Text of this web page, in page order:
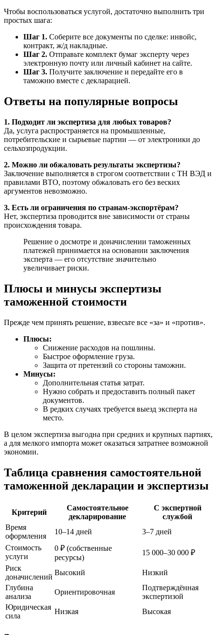
Чтобы воспользоваться услугой, достаточно выполнить три
простых шага:
Шаг 1. Соберите все документы по сделке: инвойс,
контракт, ж/д накладные.
Шаг 2. Отправьте комплект бумаг эксперту через
электронную почту или личный кабинет на сайте.
Шаг 3. Получите заключение и передайте его в
таможню вместе с декларацией.
Ответы на популярные вопросы
1. Подходит ли экспертиза для любых товаров?
Да, услуга распространяется на промышленные,
потребительские и сырьевые партии — от электроники до
сельхозпродукции.
2. Можно ли обжаловать результаты экспертизы?
Заключение выполняется в строгом соответствии с ТН ВЭД и
правилами ВТО, поэтому обжаловать его без веских
аргументов невозможно.
3. Есть ли ограничения по странам-экспортёрам?
Нет, экспертиза проводится вне зависимости от страны
происхождения товара.
Решение о досмотре и доначислении таможенных
платежей принимается на основании заключения
эксперта — его отсутствие значительно
увеличивает риски.
Плюсы и минусы экспертизы
таможенной стоимости
Прежде чем принять решение, взвесьте все «за» и «против».
Плюсы:
Снижение расходов на пошлины.
Быстрое оформление груза.
Защита от претензий со стороны таможни.
Минусы:
Дополнительная статья затрат.
Нужно собрать и предоставить полный пакет
документов.
В редких случаях требуется выезд эксперта на
место.
В целом экспертиза выгодна при средних и крупных партиях,
а для мелкого импорта может оказаться затратнее возможной
экономии.
Таблица сравнения самостоятельной
таможенной декларации и экспертизы
Критерий
Самостоятельное
декларирование
С экспертной
службой
Время
оформления
10–14 дней
3–7 дней
Стоимость
услуги
0 ₽ (собственные
ресурсы)
15 000–30 000 ₽
Риск
доначислений
Высокий
Низкий
Глубина
анализа
Ориентировочная
Подтверждённая
экспертизой
Юридическая
сила
Низкая Высокая